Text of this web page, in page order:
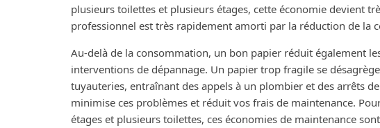
plusieurs toilettes et plusieurs étages, cette économie devient
professionnel est très rapidement amorti par la réduction de la
Au-delà de la consommation, un bon papier réduit également
interventions de dépannage. Un papier trop fragile se
tuyauteries, entraînant des appels à un plombier et des arrêts
minimise ces problèmes et réduit vos frais de maintenance.
étages et plusieurs toilettes, ces économies de maintenance